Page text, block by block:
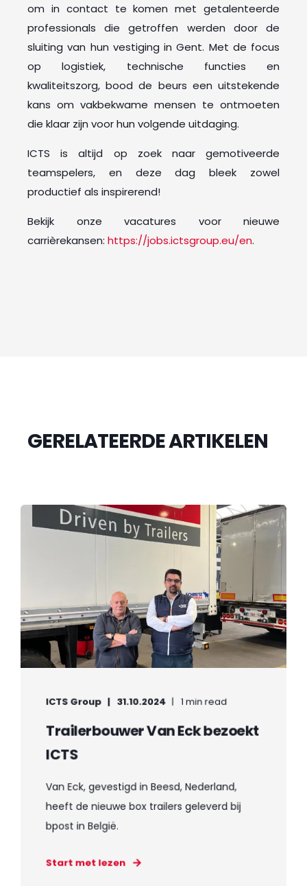
om in contact te komen met getalenteerde
professionals die getroffen werden door de
sluiting van hun vestiging in Gent. Met de focus
op logistiek, technische functies en
kwaliteitszorg, bood de beurs een uitstekende
kans om vakbekwame mensen te ontmoeten
die klaar zijn voor hun volgende uitdaging.
ICTS is altijd op zoek naar gemotiveerde
teamspelers, en deze dag bleek zowel
productief als inspirerend!
Bekijk onze vacatures voor nieuwe
carrièrekansen: https://jobs.ictsgroup.eu/en.
GERELATEERDE ARTIKELEN
ICTS Group 31.10.2024 1 min read
Trailerbouwer Van Eck bezoekt
ICTS
Van Eck, gevestigd in Beesd, Nederland,
heeft de nieuwe box trailers geleverd bij
bpost in België.
Start met lezen